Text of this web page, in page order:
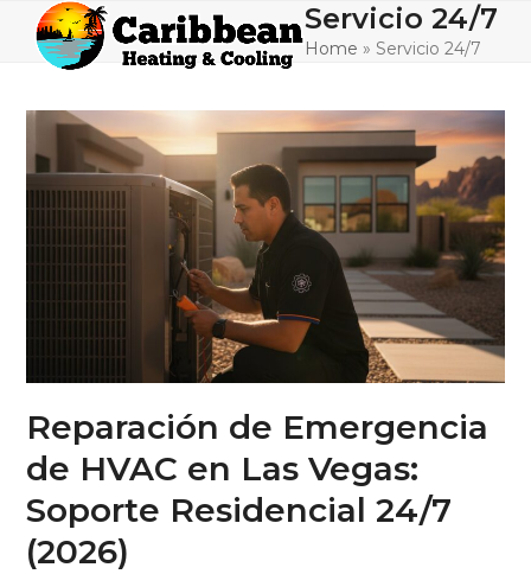
content
Open
mobile
Close
mobile
Servicio 24/7
Home » Servicio 24/7
Reparación de Emergencia
de HVAC en Las Vegas:
Soporte Residencial 24/7
(2026)